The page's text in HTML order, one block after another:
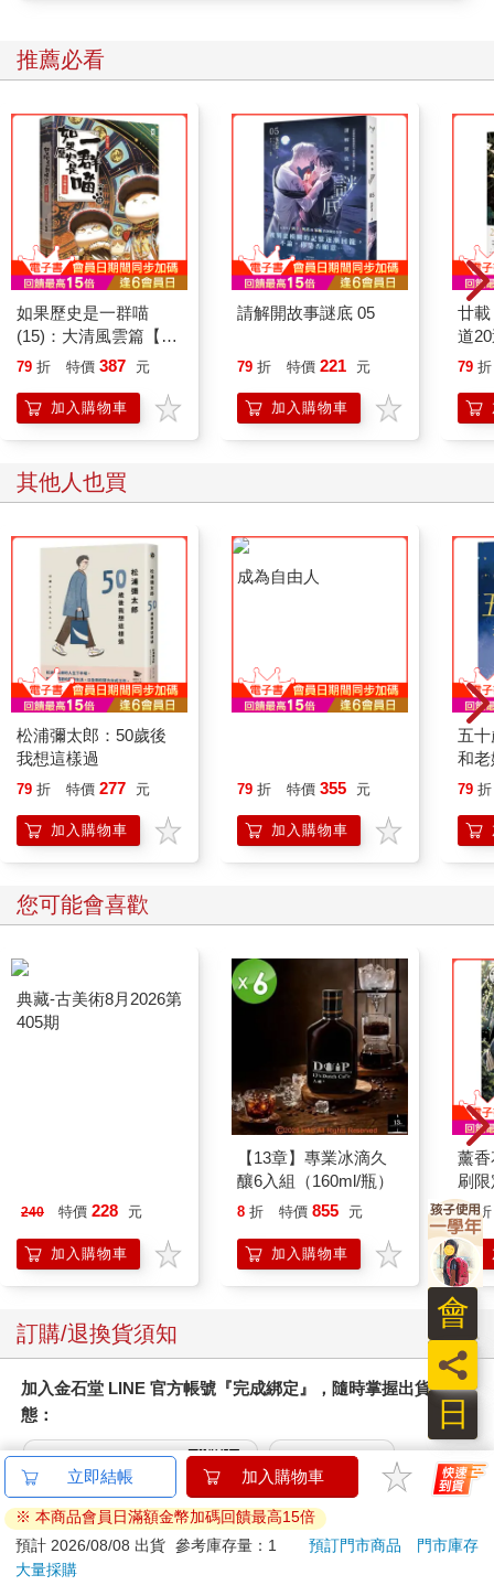
主題指出，如果拿實際伴侶跟幻想中的理想對象做比較，你可能
會感覺不滿。當理想的幻象變得比接受並欣賞實際擁有的東西更
重要時，內心深處總是不滿足的「批評家」就會蹦出來。你的內
心會備受折磨，無法接受現實。當你只關注理想狀態，想像親密
關係或伴侶應該是什麼樣子的時候，內心的「批評家」就會讓你
變得盲目，看不見當下給予你的饋贈和教導。想要弄清楚理想的
幻象是否影響了你和伴侶的關係，請思考以下問題：
1. 你是不是喜歡批評自己的伴侶，希望對方符合你理想中的伴侶
形象？
2. 你是不是變得麻木，或者疏遠了伴侶，只因為對方一直無法滿
足你的想像？
4. 反思一下自己對理想伴侶的想像，它對你現有關係的影響是好
是壞？
5. 最後，從伴侶身上找出你無法接受的一點，拿它跟你的理想伴
侶，還是我的實際伴侶？」
實用指南
以下練習能幫助你看穿親密關係中不切實際的理想幻象。完全靠
直覺寫下答案，思考下面列出的幾個方面，比較你對理想伴侶
（100％）和現有伴侶的評價。
在以下幾個方面，我的評價是：
風趣與活潑： 理想伴侶100％ 現有伴侶 ％
熱情與激情： 理想伴侶100％ 現有伴侶 ％
性愛滿意度： 理想伴侶100％ 現有伴侶 ％
浪漫程度： 理想伴侶100％ 現有伴侶 ％
力量與魅力： 理想伴侶100％ 現有伴侶 ％
性感程度： 理想伴侶100％ 現有伴侶 ％
外表吸引力： 理想伴侶100％ 現有伴侶 ％
對我的需求的敏感程度： 理想伴侶100％ 現有伴侶 ％
體貼程度： 理想伴侶100％ 現有伴侶 ％
溝通（理解與分享）： 理想伴侶100％ 現有伴侶 ％
無論你踏進了什麼樣的親密關係，理想永遠都比實際美好──直到
你對愛和「情緒成年」的重視超過了你對理想的重視。只有超越
幻想，才能接受現實。接受現實能讓你找到內心的平靜，打開通
往愛的大門。在那之後，伴侶就會成為幫助你成長的人。理想不
過是目標，其實只有對當下事物的反應，才會讓你開心或不開
心。你面前有兩條路：不是追求理想，就是接受現實。
你不用為了超越幻想而苦苦掙扎。事實上，你根本不用關注自己
的幻想，只需要意識到理想導致了你忽略伴侶，重新關注對方身
上的優點就行了。只要你這麼做，就會對當下擁有的東西感到滿
推薦必看
如果歷史是一群喵
(15)：大清風雲篇【萌
貓漫畫學歷史】
79 折 特價 387 元
加入購物車
請解開故事謎底 05
79 折 特價 221 元
加入購物車
廿
道
79 折
其他人也買
松浦彌太郎：50歲後
我想這樣過
79 折 特價 277 元
加入購物車
79 折 特價 355 元
加入購物車
五
和
好
79 折
您可能會喜歡
240 特價 228 元
加入購物車
【13章】專業冰滴久
釀6入組（160ml/瓶）
8 折 特價 855 元
加入購物車
薰
刷
85 折
訂購/退換貨須知
加入金石堂 LINE 官方帳號『完成綁定』，隨時掌握出貨動
態：
提醒您！！
金石堂及銀行均不會請您操作ATM! 如接獲電話要求您前往
立即結帳 加入購物車
※ 本商品會員日滿額金幣加碼回饋最高15倍
預計 2026/08/08 出貨 參考庫存量：1 預訂門市商品
門市庫存
大量採購
日
員
會